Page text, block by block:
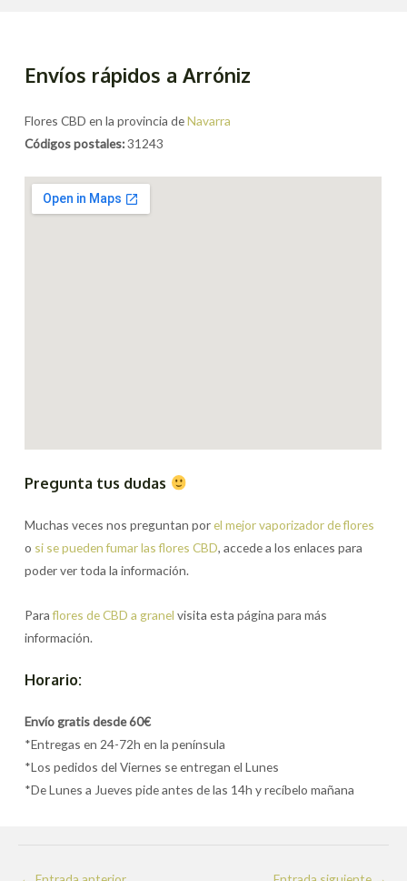
Envíos rápidos a Arróniz
Flores CBD en la provincia deNavarra
Códigos postales:31243
Pregunta tus dudas
Muchas veces nos preguntan porel mejor vaporizador de flores
o si se pueden fumar las flores CBD, accede a los enlaces para
poder ver toda la información.
Paraflores de CBD a granel visita esta página para más
información.
Horario:
Envío gratis desde 60€
*Entregas en 24-72h en la península
*Los pedidos del Viernes se entregan el Lunes
*De Lunes a Jueves pide antes de las 14h y recíbelo mañana
Navegación